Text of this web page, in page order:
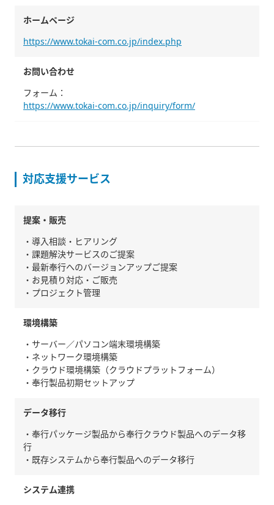
ホームページ
https://www.tokai-com.co.jp/index.php
お問い合わせ
フォーム：
https://www.tokai-com.co.jp/inquiry/form/
対応支援サービス
提案・販売
・導入相談・ヒアリング
・課題解決サービスのご提案
・最新奉行へのバージョンアップご提案
・お見積り対応・ご販売
・プロジェクト管理
環境構築
・サーバー／パソコン端末環境構築
・ネットワーク環境構築
・クラウド環境構築（クラウドプラットフォーム）
・奉行製品初期セットアップ
データ移行
・奉行パッケージ製品から奉行クラウド製品へのデータ移
行
・既存システムから奉行製品へのデータ移行
システム連携